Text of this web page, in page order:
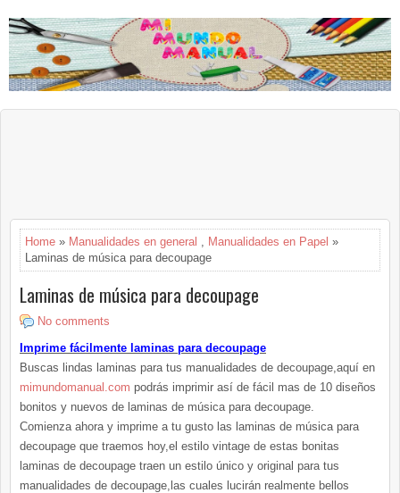
Home » Manualidades en general Manualidades en Papel »
Laminas de música para decoupage
Laminas de música para decoupage
No comments
Imprime fácilmente laminas para decoupage
Buscas lindas laminas para tus manualidades de decoupage,aquí en
mimundomanual.com podrás imprimir así de fácil mas de 10 diseños
bonitos y nuevos de laminas de música para decoupage.
Comienza ahora y imprime a tu gusto las laminas de música para
decoupage que traemos hoy,el estilo vintage de estas bonitas
laminas de decoupage traen un estilo único y original para tus
manualidades de decoupage,las cuales lucirán realmente bellos